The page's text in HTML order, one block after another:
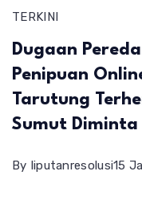
TERKINI
Dugaan
Penipuan
Tarutung
Sumut
By liputanresolusi15